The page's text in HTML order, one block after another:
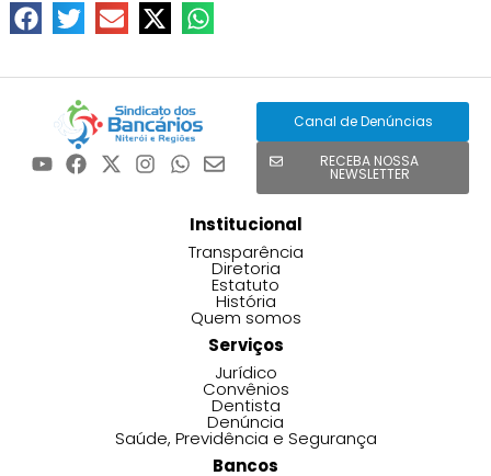
Canal de Denúncias
RECEBA NOSSA
NEWSLETTER
Institucional
Transparência
Diretoria
Estatuto
História
Quem somos
Serviços
Jurídico
Convênios
Dentista
Denúncia
Saúde, Previdência e Segurança
Bancos